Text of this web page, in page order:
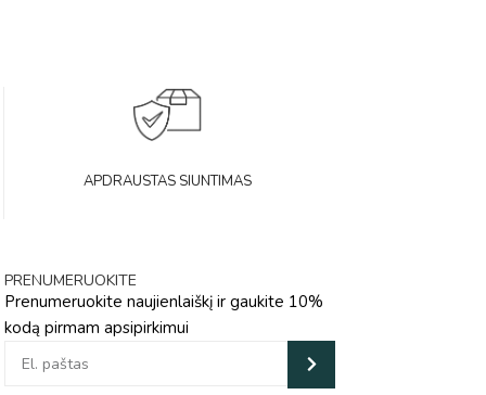
APDRAUSTAS SIUNTIMAS
PRENUMERUOKITE
Prenumeruokite naujienlaiškį ir gaukite 10%
kodą pirmam apsipirkimui